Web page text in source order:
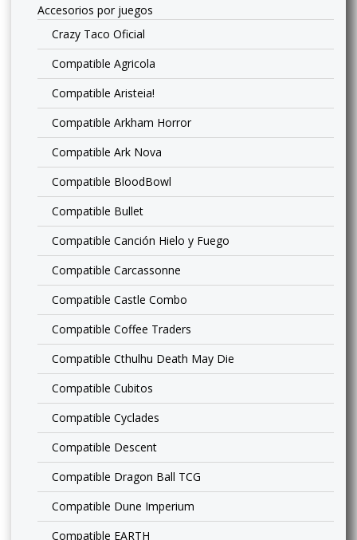
Accesorios por juegos
Crazy Taco Oficial
Compatible Agricola
Compatible Aristeia!
Compatible Arkham Horror
Compatible Ark Nova
Compatible BloodBowl
Compatible Bullet
Compatible Canción Hielo y Fuego
Compatible Carcassonne
Compatible Castle Combo
Compatible Coffee Traders
Compatible Cthulhu Death May Die
Compatible Cubitos
Compatible Cyclades
Compatible Descent
Compatible Dragon Ball TCG
Compatible Dune Imperium
Compatible EARTH